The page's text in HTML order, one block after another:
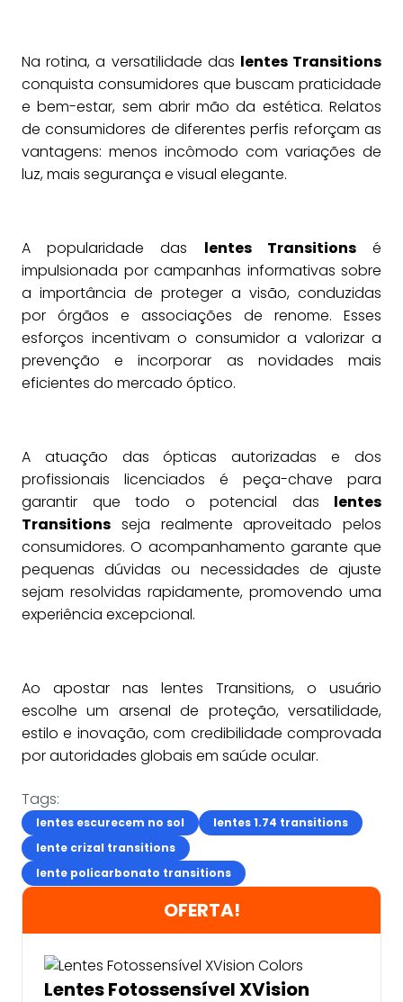
Na rotina, a versatilidade das lentes Transitions
conquista consumidores que buscam praticidade
e bem-estar, sem abrir mão da estética. Relatos
de consumidores de diferentes perfis reforçam as
vantagens: menos incômodo com variações de
luz, mais segurança e visual elegante.
A popularidade das lentes Transitionsé
impulsionada por campanhas informativas sobre
a importância de proteger a visão, conduzidas
por órgãos e associações de renome. Esses
esforços incentivam o consumidor a valorizar a
prevenção e incorporar as novidades mais
eficientes do mercado óptico.
A atuação das ópticas autorizadas e dos
profissionais licenciados é peça-chave para
garantir que todo o potencial das lentes
Transitions seja realmente aproveitado pelos
consumidores. O acompanhamento garante que
pequenas dúvidas ou necessidades de ajuste
sejam resolvidas rapidamente, promovendo uma
experiência excepcional.
Ao apostar nas lentes Transitions, o usuário
escolhe um arsenal de proteção, versatilidade,
estilo e inovação, com credibilidade comprovada
por autoridades globais em saúde ocular.
Tags:
lentes escurecem no sol
lentes 1.74 transitions
lente crizal transitions
lente policarbonato transitions
OFERTA!
Lentes Fotossensível XVision